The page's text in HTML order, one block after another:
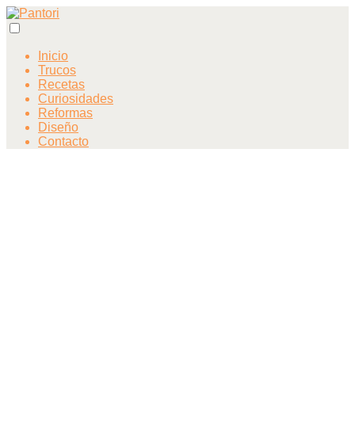
Inicio
Trucos
Recetas
Curiosidades
Reformas
Diseño
Contacto